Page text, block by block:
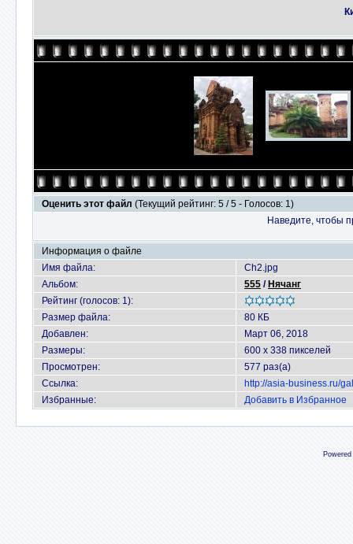
Оценить этот файл (Текущий рейтинг: 5 / 5 - Голосов: 1)
Наведите, чтобы
Информация о файле
Имя файла:
Ch2.jpg
Альбом:
555 / Нячанг
Рейтинг (голосов: 1):
Размер файла:
80 КБ
Добавлен:
Март 06, 2018
Размеры:
600 x 338 пикселей
Просмотрен:
577 раз(а)
Ссылка:
http://asia-business.ru/
Избранные:
Добавить в Избранное